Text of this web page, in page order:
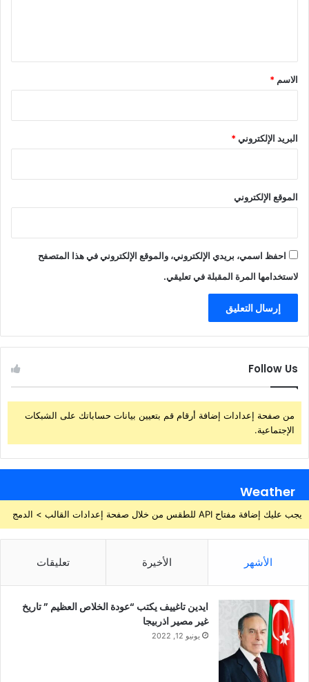
*
الاسم *
البريد الإلكتروني*
الموقع الإلكتروني
احفظ اسمي، بريدي الإلكتروني، والموقع الإلكتروني في هذا المتصفح
لاستخدامها المرة المقبلة في تعليقي.
Follow Us
من صفحة إعدادات إضافة أرقام قم بتعيين بيانات حساباتك على الشبكات
الإجتماعية.
Weather
يجب عليك إضافة مفتاح API للطقس من خلال صفحة إعدادات القالب > الدمج
الأشهر الأخيرة تعليقات
ايدين تاغييف يكتب “عودة الخلاص العظيم ” تاريخ
غير مصير اذربيجا
يونيو 12, 2022